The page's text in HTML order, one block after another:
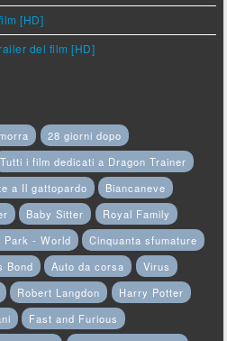
[HD]
del film [HD]
28 giorni dopo
Tutti i film dedicati a Dragon Trainer
a Il gattopardo
Biancaneve
Baby Sitter
Royal Family
Park - World
Cinquanta sfumature
Bond Auto da corsa
Virus
Robert Langdon
Harry Potter
Fast and Furious